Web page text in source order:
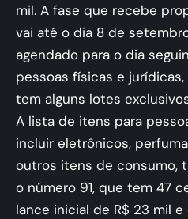
mil. A fase que recebe
vai até o dia 8 de
agendado para o dia
pessoas físicas e
tem alguns lotes
A lista de itens para
incluir eletrônicos,
outros itens de consumo,
o número 91, que tem 47
lance inicial de R$ 23 mil e